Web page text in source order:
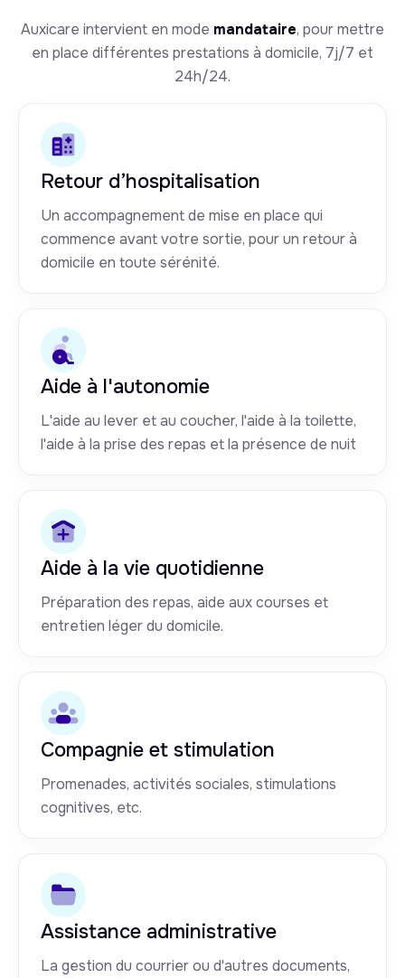
Auxicare intervient en mode mandataire, pour mettre
en place différentes prestations à domicile, 7j/7 et
24h/24.
Retour d’hospitalisation
Un accompagnement de mise en place qui
commence avant votre sortie, pour un retour à
domicile en toute sérénité.
Aide à l'autonomie
L'aide au lever et au coucher, l'aide à la toilette,
l'aide à la prise des repas et la présence de nuit
Aide à la vie quotidienne
Préparation des repas, aide aux courses et
entretien léger du domicile.
Compagnie et stimulation
Promenades, activités sociales, stimulations
cognitives, etc.
Assistance administrative
La gestion du courrier ou d'autres documents,